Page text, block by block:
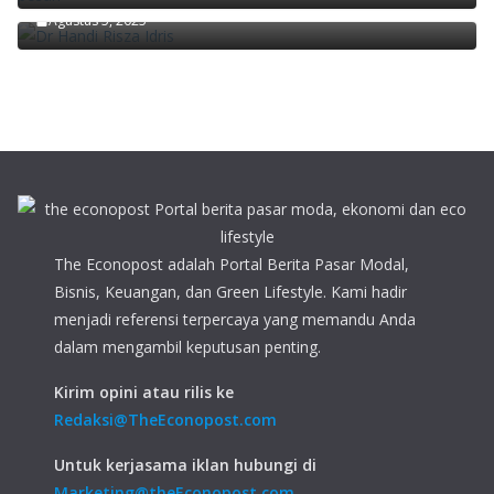
Agustus 5, 2025
The Econopost adalah Portal Berita Pasar Modal,
Bisnis, Keuangan, dan Green Lifestyle. Kami hadir
menjadi referensi terpercaya yang memandu Anda
dalam mengambil keputusan penting.
Kirim opini atau rilis ke
Redaksi@TheEconopost.com
Untuk kerjasama iklan hubungi di